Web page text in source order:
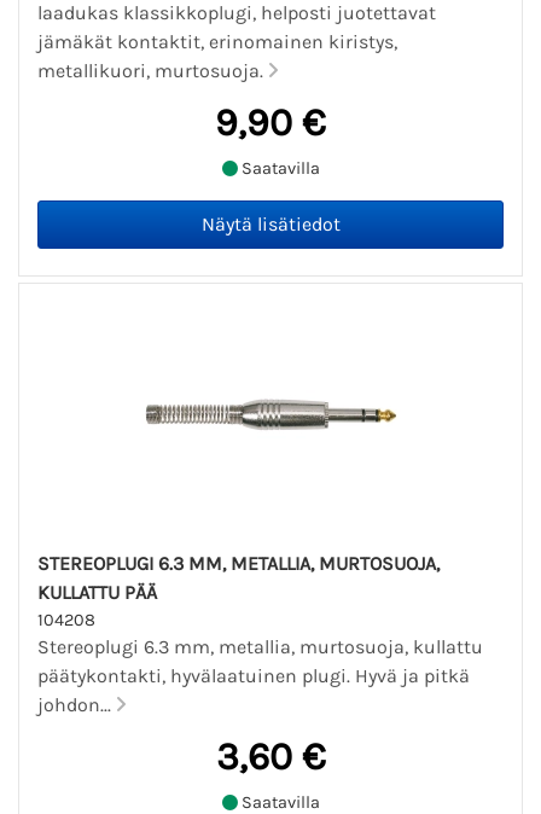
laadukas klassikkoplugi, helposti juotettavat
jämäkät kontaktit, erinomainen kiristys,
metallikuori, murtosuoja.
9,90 €
Saatavilla
STEREOPLUGI 6.3 MM, METALLIA, MURTOSUOJA,
KULLATTU PÄÄ
104208
Stereoplugi 6.3 mm, metallia, murtosuoja, kullattu
päätykontakti, hyvälaatuinen plugi. Hyvä ja pitkä
johdon...
3,60 €
Saatavilla